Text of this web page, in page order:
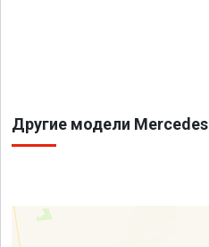
Другие модели Mercedes